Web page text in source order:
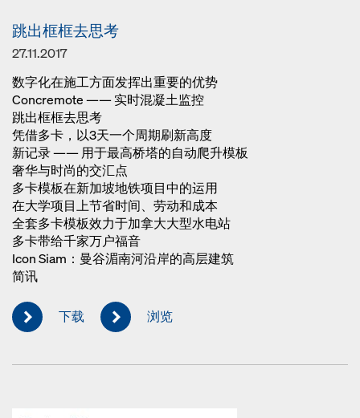
跳出框框去思考
27.11.2017
数字化在施工方面发挥出重要的优势
Concremote —— 实时混凝土监控
跳出框框去思考
凭借多卡，以3天一个周期刷新高度
新记录 —— 用于最高桥塔的自动爬升模板
奢华与时尚的交汇点
多卡模板在新加坡地铁项目中的运用
在大学项目上节省时间、劳动和成本
全套多卡模板效力于加拿大大型水电站
多卡带给千家万户福音
Icon Siam：曼谷湄南河沿岸的高层建筑
简讯
下载 浏览